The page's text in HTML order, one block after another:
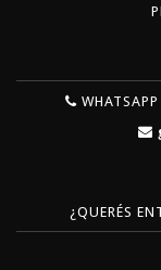
¿QUERÉS